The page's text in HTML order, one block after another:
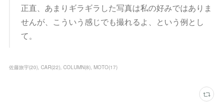
正直、あまりギラギラした写真は私の好みではありま
せんが、こういう感じでも撮れるよ、という例とし
て。
佐藤旅宇(20) CAR(22) COLUMN(8) MOTO(17)